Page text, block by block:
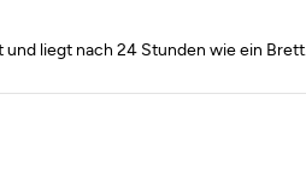
liegt nach 24 Stunden wie ein Brett.